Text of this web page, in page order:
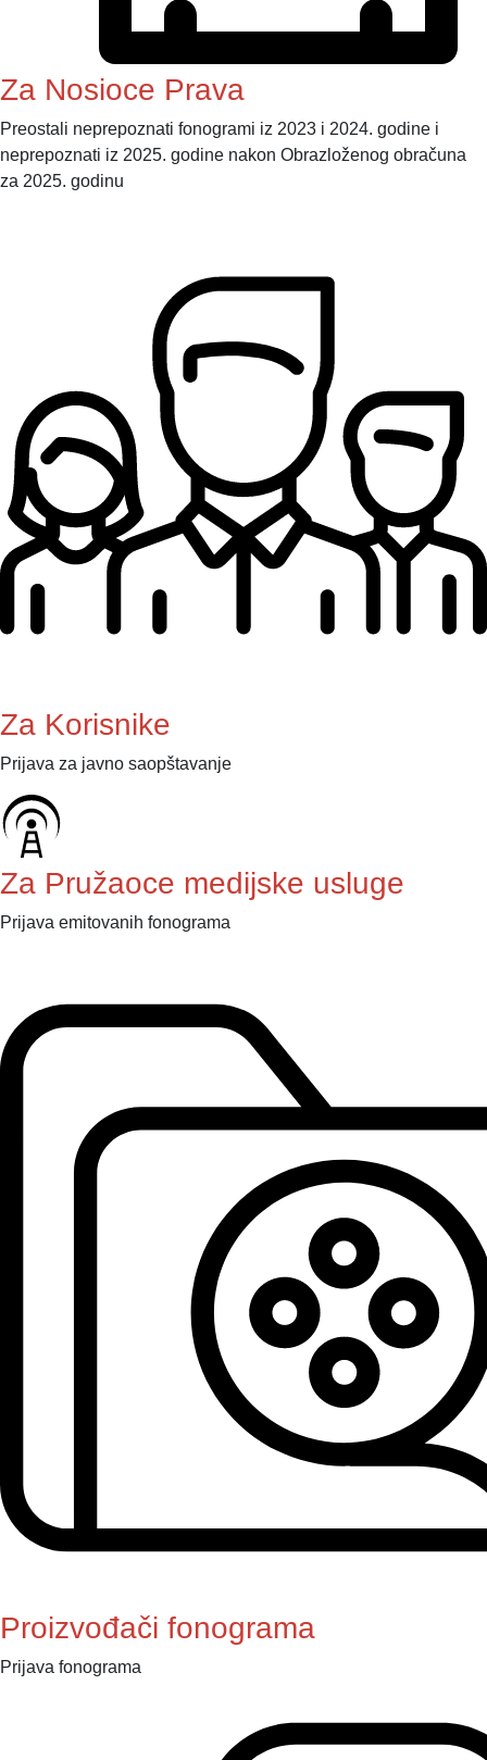
Za Nosioce Prava
Preostali neprepoznati fonogrami iz 2023 i 2024. godine i
neprepoznati iz 2025. godine nakon Obrazloženog obračuna
za 2025. godinu
Za Korisnike
Prijava za javno saopštavanje
Za Pružaoce medijske usluge
Prijava emitovanih fonograma
Proizvođači fonograma
Prijava fonograma